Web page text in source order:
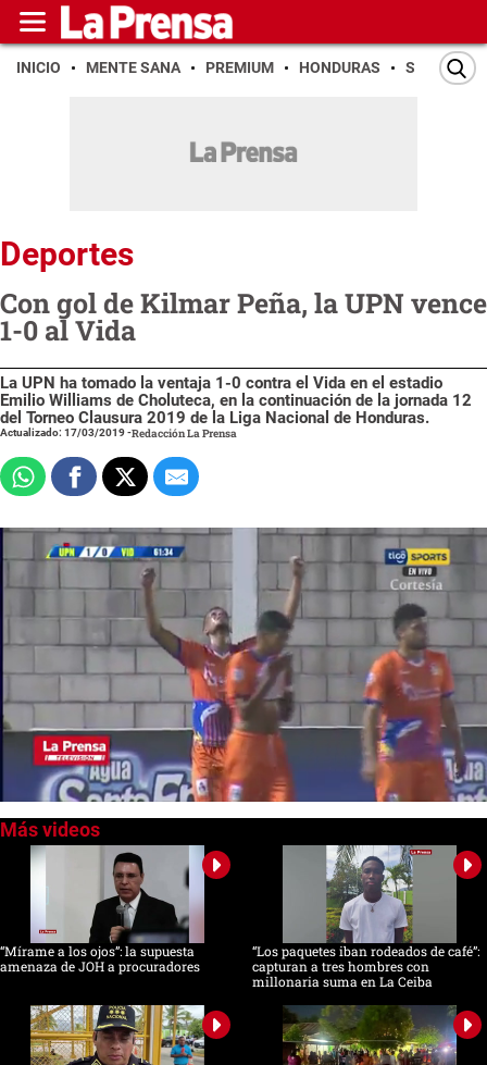
INICIO MENTE SANA PREMIUM HONDURAS SAN PEDRO
Deportes
Con gol de Kilmar Peña, la UPN vence
1-0 al Vida
La UPN ha tomado la ventaja 1-0 contra el Vida en el estadio
Emilio Williams de Choluteca, en la continuación de la jornada 12
del Torneo Clausura 2019 de la Liga Nacional de Honduras.
Actualizado: 17/03/2019-Redacción La Prensa
seconds
“Mírame a los ojos”: la supuesta
amenaza de JOH a procuradores
“Los paquetes iban rodeados de café”:
capturan a tres hombres con
millonaria suma en La Ceiba